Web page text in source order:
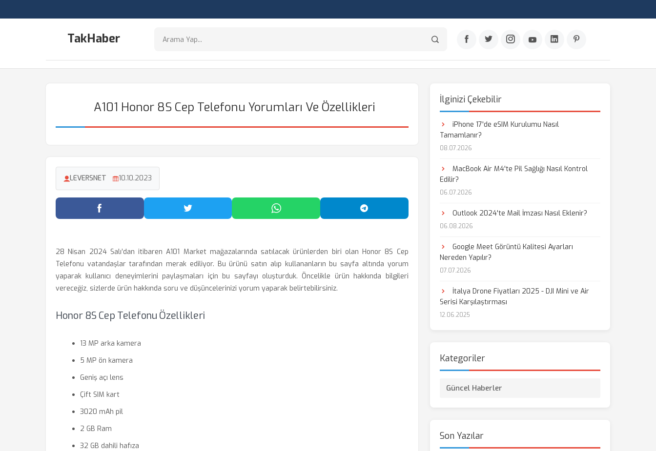
TakHaber
A101 Honor 8S Cep Telefonu Yorumları Ve Özellikleri
LEVERSNET 10.10.2023
Facebook'ta Paylaş Twitter'da Paylaş WhatsApp'ta Paylaş Telegram'da Paylaş
28 Nisan 2024 Salı’dan itibaren A101 Market mağazalarında satılacak ürünlerden biri olan Honor 8S Cep
Telefonu vatandaşlar tarafından merak ediliyor. Bu ürünü satın alıp kullananların bu sayfa altında yorum
yaparak kullanıcı deneyimlerini paylaşmaları için bu sayfayı oluşturduk. Öncelikle ürün hakkında bilgileri
vereceğiz, sizlerde ürün hakkında soru ve düşüncelerinizi yorum yaparak belirtebilirsiniz.
Honor 8S Cep Telefonu Özellikleri
13 MP arka kamera
5 MP ön kamera
Geniş açı lens
Çift SIM kart
3020 mAh pil
2 GB Ram
32 GB dahili hafıza
İlginizi Çekebilir
iPhone 17'de eSIM Kurulumu Nasıl
Tamamlanır?
08.07.2026
MacBook Air M4'te Pil Sağlığı Nasıl Kontrol
Edilir?
06.07.2026
Outlook 2024'te Mail İmzası Nasıl Eklenir?
06.08.2026
Google Meet Görüntü Kalitesi Ayarları
Nereden Yapılır?
07.07.2026
İtalya Drone Fiyatları 2025 - DJI Mini ve Air
Serisi Karşılaştırması
12.06.2025
Kategoriler
Güncel Haberler
Son Yazılar